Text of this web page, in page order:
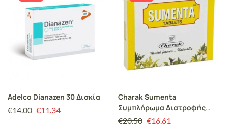
Adelco Dianazen 30 Δισκία
€14.00 €11.34
Charak Sumenta
Συμπλήρωμα Διατροφής
που δρα ως Φυσικό
€20.50 €16.61